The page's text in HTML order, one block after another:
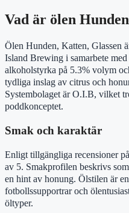
Vad är ölen
Ölen Hunden, Katten, Glassen
Island Brewing i samarbete
alkoholstyrka på 5.3% volym
tydliga inslag av citrus och
Systembolaget är O.I.B, vilket
poddkonceptet.
Smak och karaktär
Enligt tillgängliga recensioner på
av 5. Smakprofilen beskrivs
en hint av honung. Ölstilen är
fotbollssupportrar och
öltyper.